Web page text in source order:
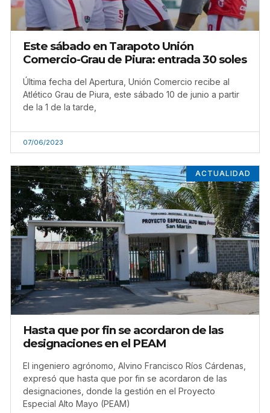
Este sábado en Tarapoto Unión
Comercio-Grau de Piura: entrada 30 soles
Última fecha del Apertura, Unión Comercio recibe al
Atlético Grau de Piura, este sábado 10 de junio a partir
de la 1 de la tarde,
07/06/2023
ACTUALIDAD
Hasta que por fin se acordaron de las
designaciones en el PEAM
El ingeniero agrónomo, Alvino Francisco Ríos Cárdenas,
expresó que hasta que por fin se acordaron de las
designaciones, donde la gestión en el Proyecto
Especial Alto Mayo (PEAM)